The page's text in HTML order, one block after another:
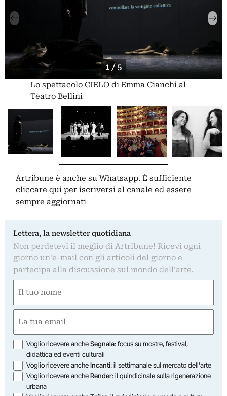
1 / 5
Lo spettacolo CIELO di Emma Cianchi al
Teatro Bellini
Artribune è anche su Whatsapp. È sufficiente
cliccare qui per iscriversi al canale ed essere
sempre aggiornati
Lettera, la newsletter quotidiana
Non perdetevi il meglio di Artribune! Ricevi ogni
giorno un'e-mail con gli articoli del giorno e
partecipa alla discussione sul mondo dell'arte.
(Obbligatorio)
Nome
(Obbligatorio)
Opzioni
Voglio ricevere ancheSegnala: focus su mostre, festival,
didattica ed eventi culturali
Voglio ricevere ancheIncanti: il settimanale sul mercato dell'arte
Voglio ricevere ancheRender: il quindicinale sulla rigenerazione
urbana